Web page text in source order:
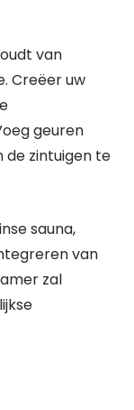
van
Creëer uw
geuren
de zintuigen te
sauna,
van
zal